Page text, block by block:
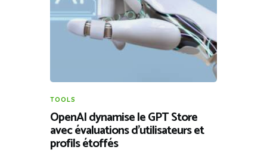
TOOLS
OpenAI dynamise le GPT Store
avec évaluations d’utilisateurs et
profils étoffés